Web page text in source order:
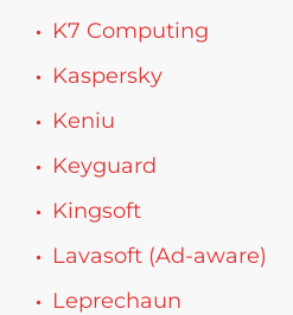
K7 Computing
Kaspersky
Keniu
Keyguard
Kingsoft
Lavasoft (Ad-aware)
Leprechaun